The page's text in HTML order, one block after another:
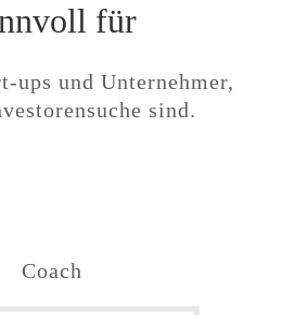
für
ups und Unternehmer,
sind.
Coach